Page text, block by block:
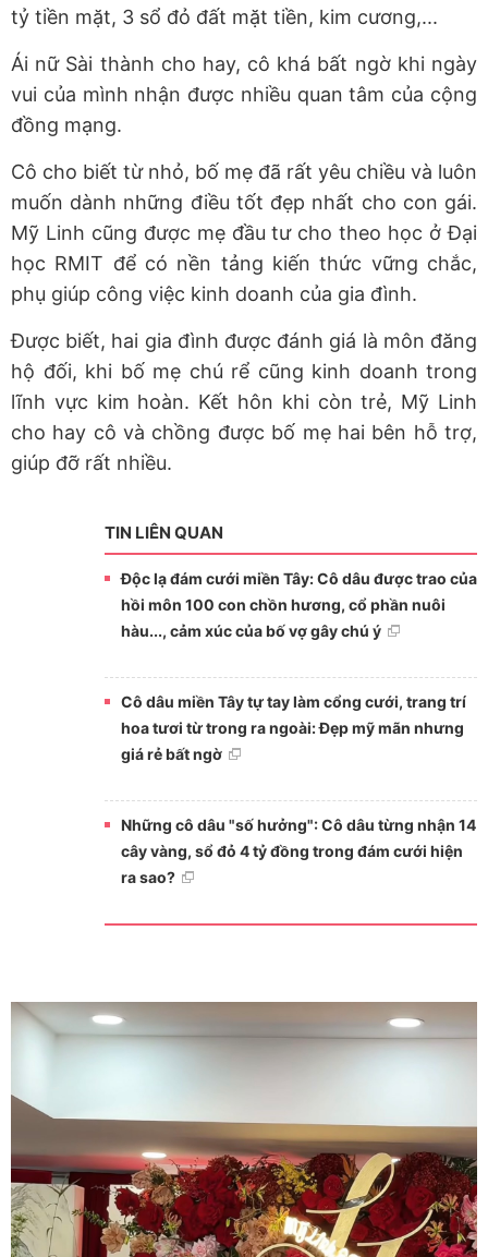
tỷ tiền mặt, 3 sổ đỏ đất mặt tiền, kim cương,...
Ái nữ Sài thành cho hay, cô khá bất ngờ khi ngày
vui của mình nhận được nhiều quan tâm của cộng
đồng mạng.
Cô cho biết từ nhỏ, bố mẹ đã rất yêu chiều và luôn
muốn dành những điều tốt đẹp nhất cho con gái.
Mỹ Linh cũng được mẹ đầu tư cho theo học ở Đại
học RMIT để có nền tảng kiến thức vững chắc,
phụ giúp công việc kinh doanh của gia đình.
Được biết, hai gia đình được đánh giá là môn đăng
hộ đối, khi bố mẹ chú rể cũng kinh doanh trong
lĩnh vực kim hoàn. Kết hôn khi còn trẻ, Mỹ Linh
cho hay cô và chồng được bố mẹ hai bên hỗ trợ,
giúp đỡ rất nhiều.
TIN LIÊN QUAN
Độc lạ đám cưới miền Tây: Cô dâu được trao của
hồi môn 100 con chồn hương, cổ phần nuôi
hàu..., cảm xúc của bố vợ gây chú ý
Cô dâu miền Tây tự tay làm cổng cưới, trang trí
hoa tươi từ trong ra ngoài: Đẹp mỹ mãn nhưng
giá rẻ bất ngờ
Những cô dâu "số hưởng": Cô dâu từng nhận 14
cây vàng, sổ đỏ 4 tỷ đồng trong đám cưới hiện
ra sao?